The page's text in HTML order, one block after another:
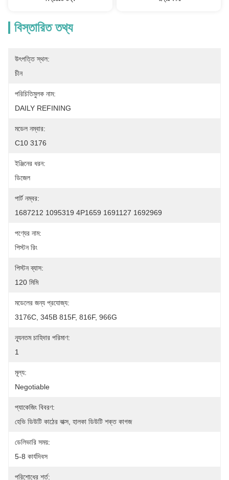
বিস্তারিত তথ্য
উৎপত্তি স্থল:
চীন
পরিচিতিমুলক নাম:
DAILY REFINING
মডেল নম্বার:
C10 3176
ইঞ্জিনের ধরন:
ডিজেল
পার্ট নম্বর:
1687212 1095319 4P1659 1691127 1692969
পণ্যের নাম:
পিস্টন রিং
পিস্টন ব্যাস:
120 মিমি
মডেলের জন্য প্রযোজ্য:
3176C, 345B 815F, 816F, 966G
ন্যূনতম চাহিদার পরিমাণ:
1
মূল্য:
Negotiable
প্যাকেজিং বিবরণ:
হেভি ডিউটি ​​কাঠের বাক্স, হালকা ডিউটি ​​শক্ত কাগজ
ডেলিভারি সময়:
5-8 কার্যদিবস
পরিশোধের শর্ত: